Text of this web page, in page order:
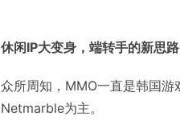
休闲IP大变身，端转手的新思路
众所周知，MMO一直是韩国
Netmarble为主。